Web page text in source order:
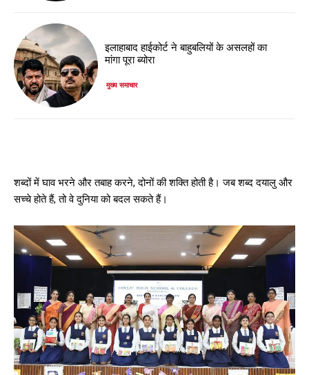
इलाहाबाद हाईकोर्ट ने बाहुबलियों के असलहों का
मांगा पूरा ब्योरा
मुख्य समाचार
शब्दों में घाव भरने और तबाह करने, दोनों की शक्ति होती है। जब शब्द दयालु और
सच्चे होते हैं, तो वे दुनिया को बदल सकते हैं।